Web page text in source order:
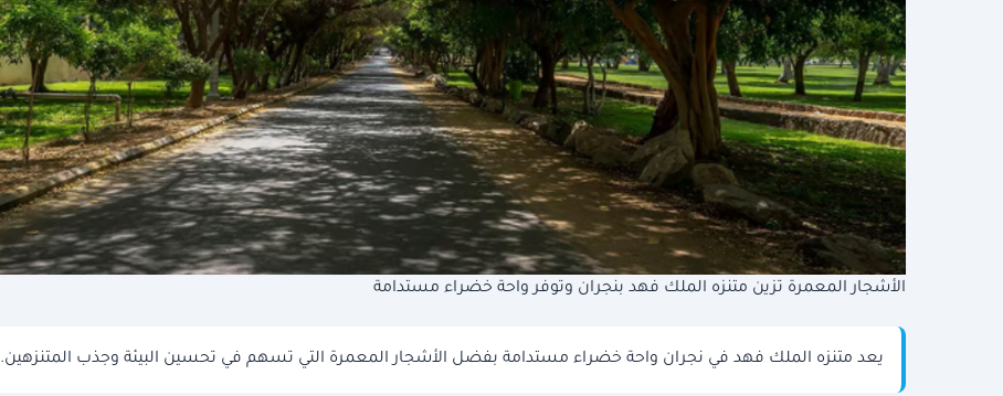
الأشجار المعمرة تزين متنزه الملك فهد بنجران وتوفر واحة خضراء مستدامة
يعد متنزه الملك فهد في نجران واحة خضراء مستدامة بفضل الأشجار المعمرة التي تسهم في تحسين البيئة وجذب المتنزهين.